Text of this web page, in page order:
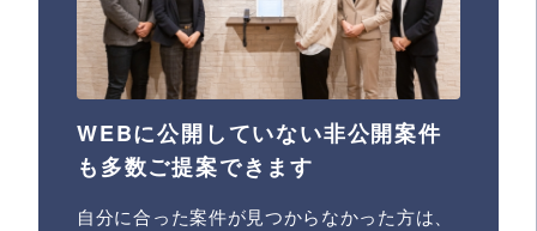
WEBに公開していない非公開案件
も多数ご提案できます
自分に合った案件が見つからなかった方は、